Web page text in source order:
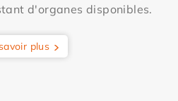
d'organes disponibles.
plus